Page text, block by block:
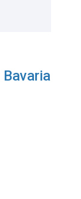
Bavaria